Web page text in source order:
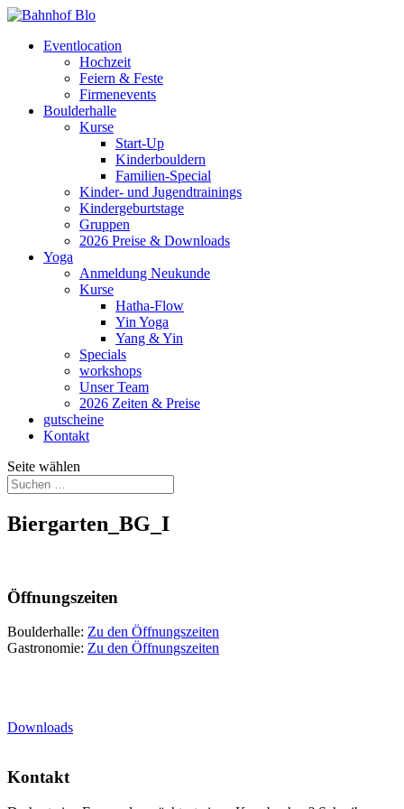
Eventlocation
Hochzeit
Feiern & Feste
Firmenevents
Boulderhalle
Kurse
Start-Up
Kinderbouldern
Familien-Special
Kinder- und Jugendtrainings
Kindergeburtstage
Gruppen
2026 Preise & Downloads
Yoga
Anmeldung Neukunde
Kurse
Hatha-Flow
Yin Yoga
Yang & Yin
Specials
workshops
Unser Team
2026 Zeiten & Preise
gutscheine
Kontakt
Seite wählen
Biergarten_BG_I
Öffnungszeiten
Boulderhalle: Zu den Öffnungszeiten
Gastronomie: Zu den Öffnungszeiten
Downloads
Kontakt